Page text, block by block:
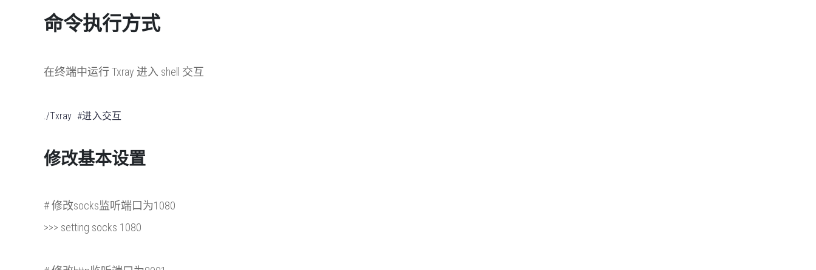
命令执行方式
在终端中运行 Txray 进入 shell 交互
./Txray #进入交互
修改基本设置
# 修改socks监听端口为1080
>>> setting socks 1080